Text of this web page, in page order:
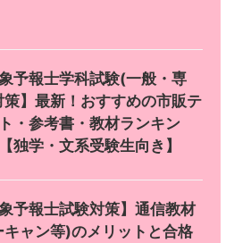
象予報士学科試験(一般・専
策】最新！おすすめの市販テ
・参考書・教材ランキン
独学・文系受験生向き】
象予報士試験対策】通信教材
キャン等)のメリットと合格